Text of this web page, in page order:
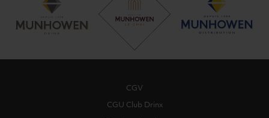
CGV
CGU Club Drinx